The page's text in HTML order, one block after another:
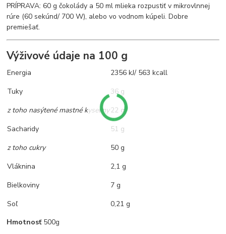
PRÍPRAVA: 60 g čokolády a 50 ml mlieka rozpustiť v mikrovlnnej
rúre (60 sekúnd/ 700 W), alebo vo vodnom kúpeli. Dobre
premiešať.
Výživové údaje na 100 g
Energia
2356 kJ/ 563 kcall
Tuky
36 g
z toho nasýtené mastné kyseliny22 g
Sacharidy
51 g
z toho cukry
50 g
Vláknina
2,1 g
Bielkoviny
7 g
Soľ
0,21 g
Hmotnosť 500g